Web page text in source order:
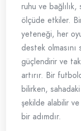
ruhu ve
ölçüde etkiler.
yeteneği, her
destek
güçlendirir ve
artırır. Bir
bilirken,
şekilde alabilir
bir adımdır.